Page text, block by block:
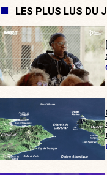
LES PLUS LUS DU